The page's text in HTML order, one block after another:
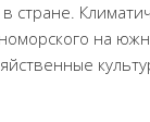
стране.
на